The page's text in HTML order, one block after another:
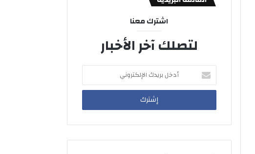
اشترك معنا
لتصلك آخر الأخبار
أدخل
بريدك
الإلكتروني